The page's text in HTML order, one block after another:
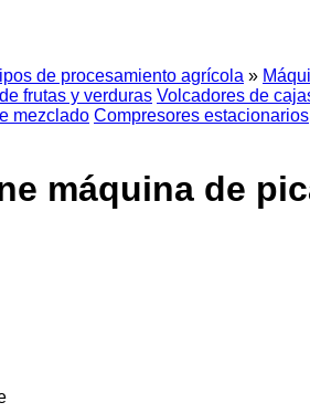
de procesamiento agrícola »
frutas y verduras Volcadores de
mezclado Compresores estacionarios
máquina de